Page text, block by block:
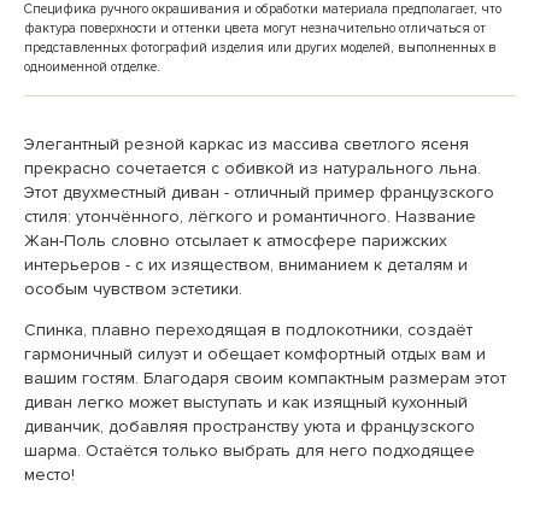
Специфика ручного окрашивания и обработки материала предполагает, что
фактура поверхности и оттенки цвета могут незначительно отличаться от
представленных фотографий изделия или других моделей, выполненных в
одноименной отделке.
Элегантный резной каркас из массива светлого ясеня
прекрасно сочетается с обивкой из натурального льна.
Этот двухместный диван - отличный пример французского
стиля: утончённого, лёгкого и романтичного. Название
Жан-Поль словно отсылает к атмосфере парижских
интерьеров - с их изяществом, вниманием к деталям и
особым чувством эстетики.
Спинка, плавно переходящая в подлокотники, создаёт
гармоничный силуэт и обещает комфортный отдых вам и
вашим гостям. Благодаря своим компактным размерам этот
диван легко может выступать и как изящный кухонный
диванчик, добавляя пространству уюта и французского
шарма. Остаётся только выбрать для него подходящее
место!